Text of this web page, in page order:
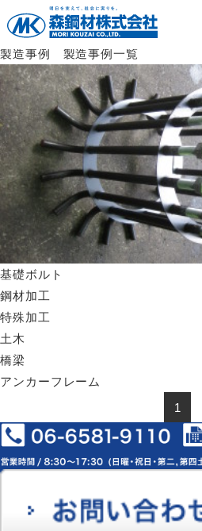
製造事例 - 種類 基礎ボルト
森鋼材 TOP>製造事例> 種類
製造事例 製造事例一覧
基礎ボルト
鋼材加工
特殊加工
土木
橋梁
アンカーフレーム
1